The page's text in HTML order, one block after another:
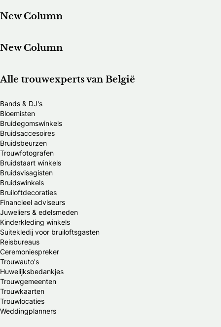
New Column
New Column
Alle trouwexperts van België
Bands & DJ's
Bloemisten
Bruidegomswinkels
Bruidsaccesoires
Bruidsbeurzen
Trouwfotografen
Bruidstaart winkels
Bruidsvisagisten
Bruidswinkels
Bruiloftdecoraties
Financieel adviseurs
Juweliers & edelsmeden
Kinderkleding winkels
Suitekledij voor bruiloftsgasten
Reisbureaus
Ceremoniespreker
Trouwauto's
Huwelijksbedankjes
Trouwgemeenten
Trouwkaarten
Trouwlocaties
Weddingplanners